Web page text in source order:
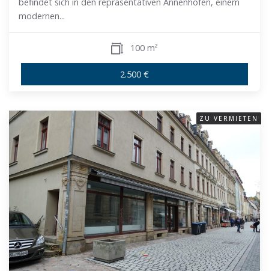
befindet sich in den repräsentativen Annenhöfen, einem
modernen...
100 m²
2.500 €
ZU VERMIETEN